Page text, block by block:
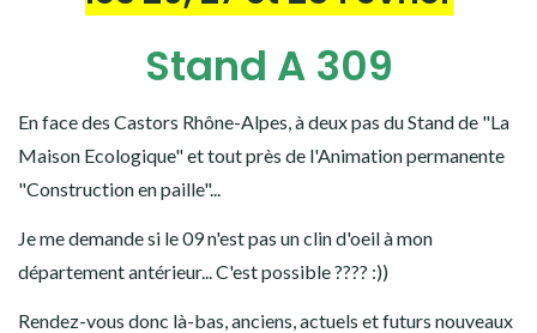
Stand A 309
En face des Castors Rhône-Alpes, à deux pas du Stand de "La
Maison Ecologique" et tout près de l'Animation permanente
"Construction en paille"...
Je me demande si le 09 n'est pas un clin d'oeil à mon
département antérieur... C'est possible ???? :))
Rendez-vous donc là-bas, anciens, actuels et futurs nouveaux